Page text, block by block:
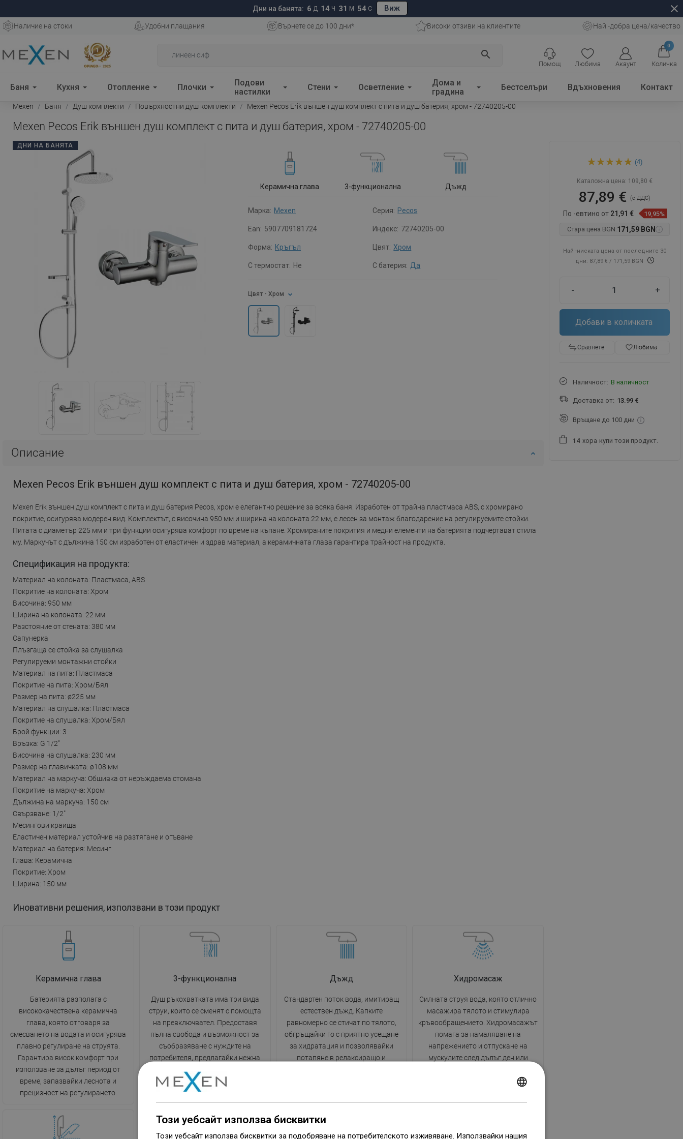
Дни на банята: 6 Д 14 Ч 31 М 53 С Виж close
Наличие на стоки Удобни плащания Върнете се до 100 дни* Високи отзиви на клиентите Най -добра цена/качество
search
Любима Акаунт
0
Количка
Помощ
Баня Кухня Отопление Плочки
Подови
настилки
Стени Осветление
Дома и
градина
Бестселъри Вдъхновения Контакт
Mexen Баня Душ комплекти Повърхностни душ комплекти Mexen Pecos Erik външен душ комплект с пита и душ батерия, хром - 72740205-00
Mexen Pecos Erik външен душ комплект с пита и душ батерия, хром - 72740205-00
ДНИ НА БАНЯТА
Керамична глава 3-функционална Дъжд
Марка: Mexen Серия: Pecos
Ean: 5907709181724 Индекс: 72740205-00
Форма: Кръгъл Цвят: Хром
С термостат: Не С батерия: Да
Цвят - Хром
Описание
Mexen Pecos Erik външен душ комплект с пита и душ батерия, хром - 72740205-00
Mexen Erik външен душ комплект с пита и душ батерия Pecos, хром е елегантно решение за всяка баня. Изработен от трайна пластмаса ABS, с хромирано
покритие, осигурява модерен вид. Комплектът, с височина 950 мм и ширина на колоната 22 мм, е лесен за монтаж благодарение на регулируемите стойки.
Питата с диаметър 225 мм и три функции осигурява комфорт по време на къпане. Хромираните покрития и медни елементи на батерията подчертават стила
му. Маркучът с дължина 150 см изработен от еластичен и здрав материал, а керамичната глава гарантира трайност на продукта.
Спецификация на продукта:
Материал на колоната: Пластмаса, ABS
Покритие на колоната: Хром
Височина: 950 мм
Ширина на колоната: 22 мм
Разстояние от стената: 380 мм
Сапунерка
Плъзгаща се стойка за слушалка
Регулируеми монтажни стойки
Материал на пита: Пластмаса
Покритие на пита: Хром/Бял
Размер на пита: ø225 мм
Материал на слушалка: Пластмаса
Покритие на слушалка: Хром/Бял
Брой функции: 3
Връзка: G 1/2"
Височина на слушалка: 230 мм
Размер на главичката: ø108 мм
Материал на маркуча: Обшивка от неръждаема стомана
Покритие на маркуча: Хром
Дължина на маркуча: 150 см
Свързване: 1/2"
Месингови краища
Еластичен материал устойчив на разтягане и огъване
Материал на батерия: Месинг
Глава: Керамична
Покритие: Хром
Ширина: 150 мм
Иновативни решения, използвани в този продукт
Керамична глава
Батерията разполага с
висококачествена керамична
глава, която отговаря за
смесването на водата и осигурява
плавно регулиране на струята.
Гарантира висок комфорт при
използване за дълъг период от
време, запазвайки леснота и
прецизност на регулирането.
3-функционална
Душ ръкохватката има три вида
струи, които се сменят с помощта
на превключвател. Предоставя
пълна свобода и възможност за
съобразяване с нуждите на
потребителя, предлагайки нежна
струя вода.
Дъжд
Стандартен поток вода, имитиращ
естествен дъжд. Капките
равномерно се стичат по тялото,
обгръщайки го с приятно усещане
за хидратация и позволявайки
потапяне в релаксиращо и
Хидромасаж
Силната струя вода, която отлично
масажира тялото и стимулира
кръвообращението. Хидромасажът
помага за намаляване на
напрежението и отпускане на
мускулите след дълъг ден или
натоварване. Укрепва усещането
душ комплект с пита и душ
(4)
Каталожна цена: 109,80 €
87,89 €(с ДДС)
По -евтино от 21,91 €
19,95%
Стара цена BGN:171,59 BGN
Най -ниската цена от последните 30
дни: 87,89 €/ 171,59 BGN
- +
Добави в количката
Сравнете favorite_borderЛюбима
Наличност: В наличност
Доставка от: 13.99 €
Връщане до 100 дни
1 4 хора купи този продукт.
Този уебсайт използва бисквитки
Този уебсайт използва бисквитки за подобряване на потребителското изживяване. Използвайки нашия